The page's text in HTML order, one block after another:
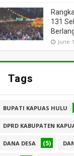
131
June
Tags
BUPATI KAPUAS HULU
DPRD KABUPATEN
DANA DESA (5)